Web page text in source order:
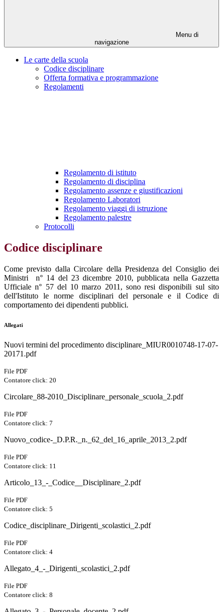
Menu di
navigazione
Le carte della scuola
Codice disciplinare
Offerta formativa e programmazione
Regolamenti
Regolamento di istituto
Regolamento di disciplina
Regolamento assenze e giustificazioni
Regolamento Laboratori
Regolamento viaggi di istruzione
Regolamento palestre
Protocolli
Codice disciplinare
Come previsto dalla Circolare della Presidenza del Consiglio dei
Ministri n° 14 del 23 dicembre 2010, pubblicata nella Gazzetta
Ufficiale n° 57 del 10 marzo 2011, sono resi disponibili sul sito
dell'Istituto le norme disciplinari del personale e il Codice di
comportamento dei dipendenti pubblici.
Allegati
Nuovi termini del procedimento disciplinare_MIUR0010748-17-07-
20171.pdf
File PDF
Contatore click: 20
Circolare_88-2010_Disciplinare_personale_scuola_2.pdf
File PDF
Contatore click: 7
Nuovo_codice-_D.P.R._n._62_del_16_aprile_2013_2.pdf
File PDF
Contatore click: 11
Articolo_13_-_Codice__Disciplinare_2.pdf
File PDF
Contatore click: 5
Codice_disciplinare_Dirigenti_scolastici_2.pdf
File PDF
Contatore click: 4
Allegato_4_-_Dirigenti_scolastici_2.pdf
File PDF
Contatore click: 8